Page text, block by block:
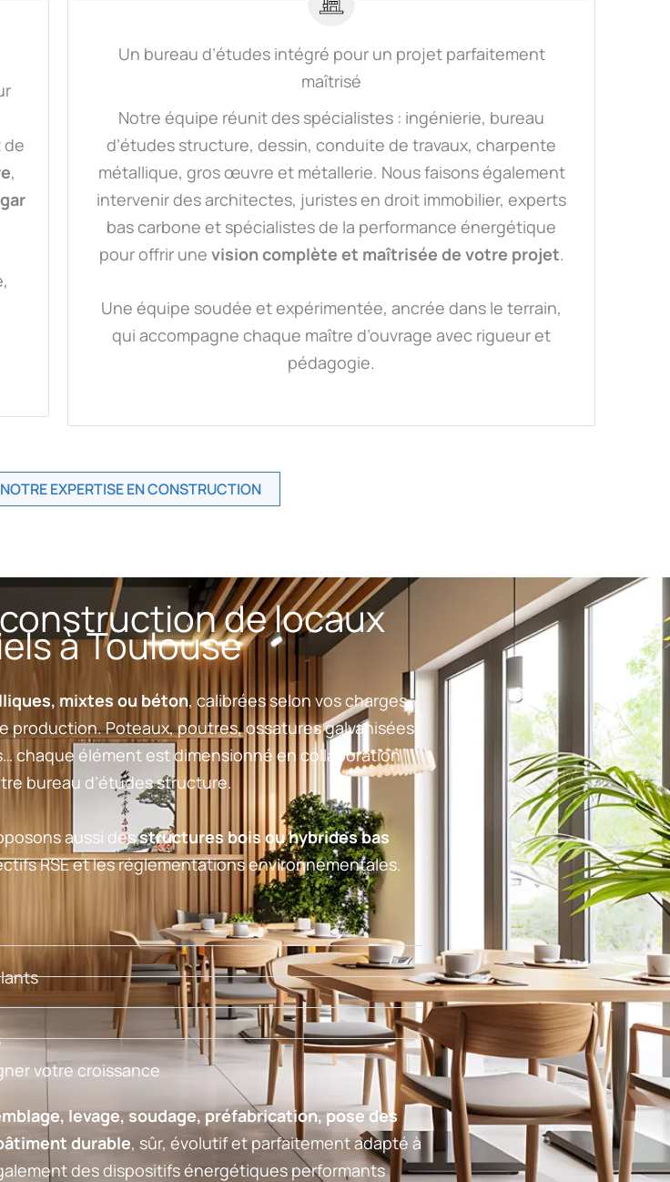
de
,
Un bureau d’études intégré pour un projet parfaitement
maîtrisé
Notre équipe réunit des spécialistes : ingénierie, bureau
d’études structure, dessin, conduite de travaux, charpente
métallique, gros œuvre et métallerie. Nous faisons également
intervenir des architectes, juristes en droit immobilier, experts
bas carbone et spécialistes de la performance énergétique
pour offrir une vision complète et maîtrisée de votre projet.
Une équipe soudée et expérimentée, ancrée dans le terrain,
qui accompagne chaque maître d’ouvrage avec rigueur et
pédagogie.
EXPERTISE EN CONSTRUCTION
de locaux
à Toulouse
mixtes ou béton, calibrées selon vos charges,
Poteaux, poutres, ossatures galvanisées,
chaque élément est dimensionné en collaboration
bureau d’études structure.
aussi desstructures bois ou hybrides bas
RSE et les réglementations environnementales.
votre croissance
levage, soudage, préfabrication, pose des
durable, sûr, évolutif et parfaitement adapté à
des dispositifs énergétiques performants